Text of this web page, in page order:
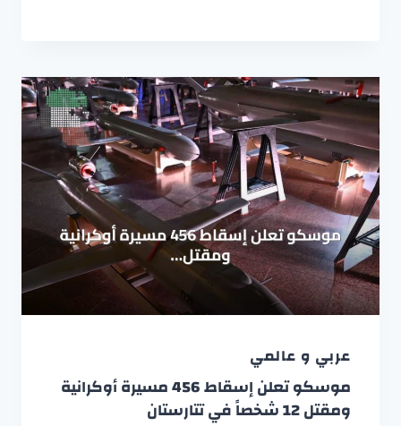
عربي و عالمي
موسكو تعلن إسقاط 456 مسيرة أوكرانية
ومقتل 12 شخصاً في تتارستان